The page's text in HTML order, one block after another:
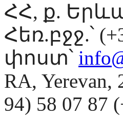
ՀՀ, ք.
Հեռ.բջջ.՝
փոստ՝
RA, Yerevan,
94) 58 07 87